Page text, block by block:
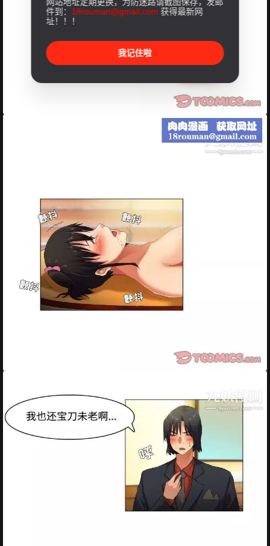
件到： 18rouman@gmail.com 获得最新网
址！！！
我记住啦